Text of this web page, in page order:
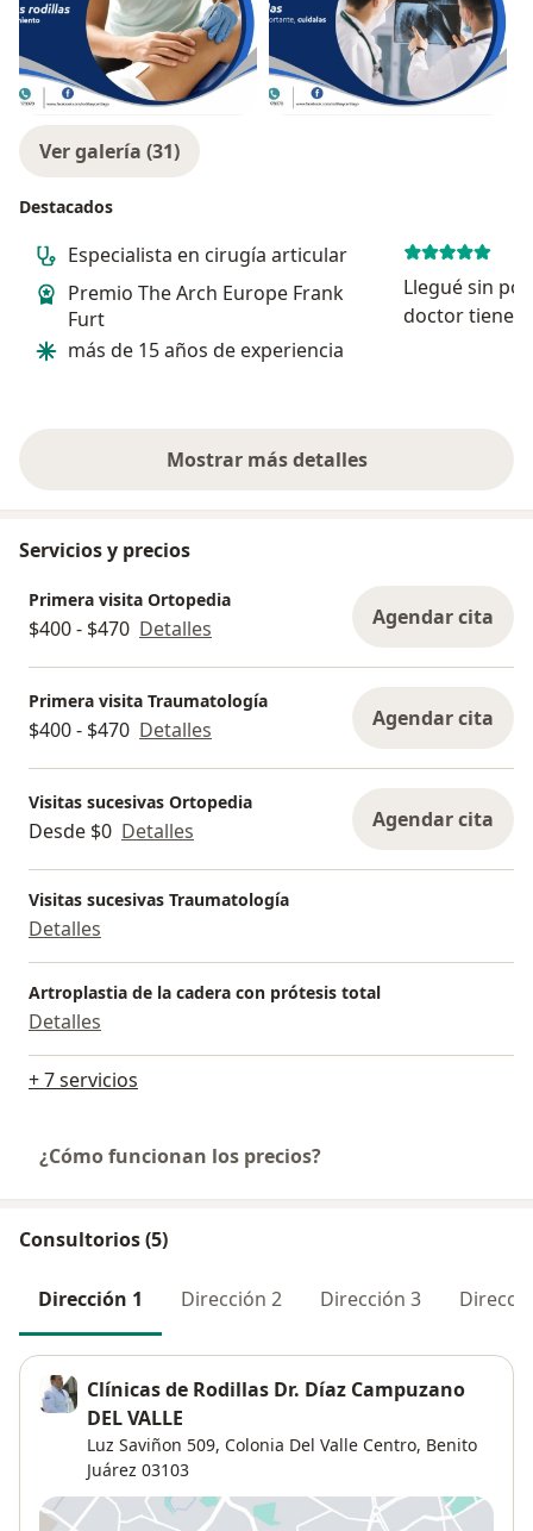
Ver galería (31)
Destacados
Especialista en cirugía articular
Premio The Arch Europe Frank
Furt
más de 15 años de experiencia
Llegué sin
doctor tiene
Mostrar más detalles
sobre la experiencia
Servicios y precios
Primera visita Ortopedia
$400 - $470 Detalles Agendar cita
Primera visita Traumatología
$400 - $470 Detalles Agendar cita
Visitas sucesivas Ortopedia
Desde $0 Detalles Agendar cita
Visitas sucesivas Traumatología
Detalles
Artroplastia de la cadera con prótesis total
Detalles
+ 7 servicios
¿Cómo funcionan los precios?
Consultorios (5)
Dirección 1 Dirección 2 Dirección 3
Clínicas de Rodillas Dr. Díaz Campuzano
DEL VALLE
Luz Saviñon 509, Colonia Del Valle Centro, Benito
Juárez 03103